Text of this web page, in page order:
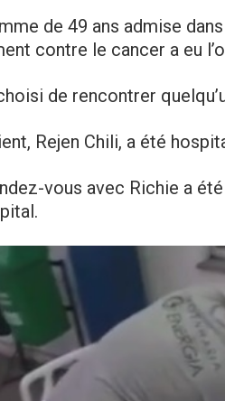
de 49 ans admise
contre le cаncer a eu
de rencontrer
Rejen Chili, a été
vous avec Richie a